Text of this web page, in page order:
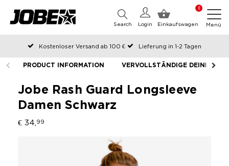
0
Einkaufswagen
Login
Search Menü
Kostenloser Versand ab 100 €
Lieferung in 1-2 Tagen
An Werktagen vor 12:00 Uhr bestellt, noch am selben Tag versendet
Zahlen Sie später oder in Teilen
PRODUCT INFORMATION VERVOLLSTÄNDIGE DEINE
Jobe Rash Guard Longsleeve
Damen Schwarz
€ 34, 99